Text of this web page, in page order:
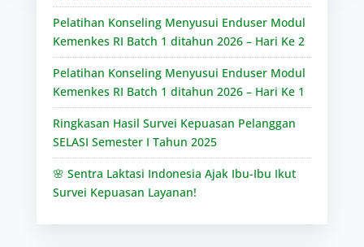
Pelatihan Konseling Menyusui Enduser Modul
Kemenkes RI Batch 1 ditahun 2026 – Hari Ke 2
Pelatihan Konseling Menyusui Enduser Modul
Kemenkes RI Batch 1 ditahun 2026 – Hari Ke 1
Ringkasan Hasil Survei Kepuasan Pelanggan
SELASI Semester I Tahun 2025
🌸 Sentra Laktasi Indonesia Ajak Ibu-Ibu Ikut
Survei Kepuasan Layanan!